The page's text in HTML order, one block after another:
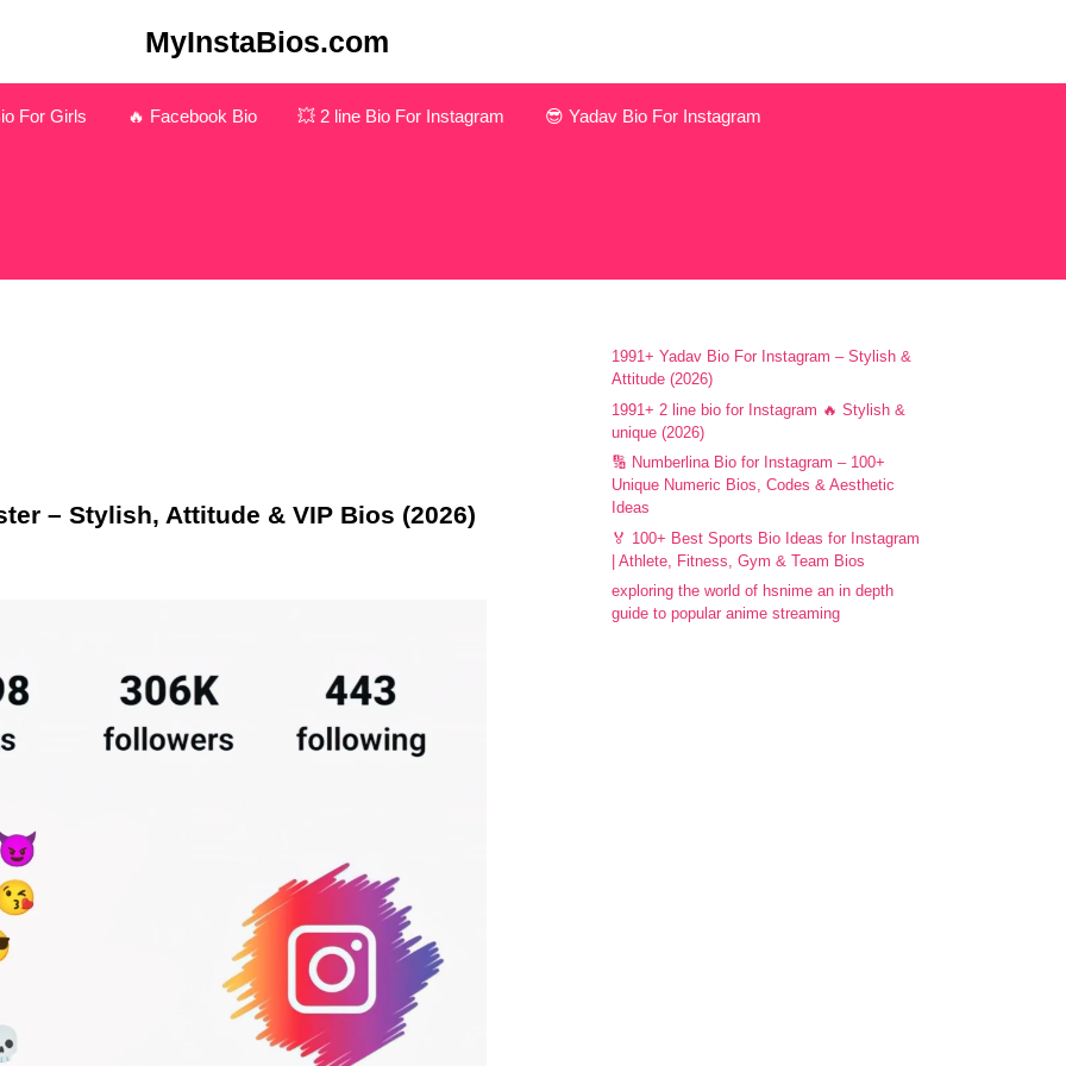
MyInstaBios.com
For Girls 🔥 Facebook Bio 💥 2 line Bio For Instagram 😎 Yadav Bio For Instagram
– Stylish, Attitude & VIP Bios (2026)
1991+ Yadav Bio For Instagram – Stylish &
Attitude (2026)
1991+ 2 line bio for Instagram 🔥 Stylish &
unique (2026)
🔢 Numberlina Bio for Instagram – 100+
Unique Numeric Bios, Codes & Aesthetic
Ideas
🏅 100+ Best Sports Bio Ideas for Instagram
| Athlete, Fitness, Gym & Team Bios
exploring the world of hsnime an in depth
guide to popular anime streaming